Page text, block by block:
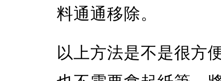
料通通移除。
以上方法是不是很方